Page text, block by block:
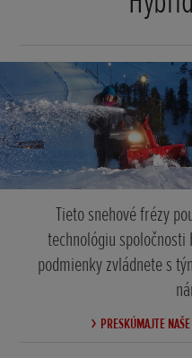
Tieto snehové frézy
technológiu
podmienky zvládnete s
PRESKÚMAJTE